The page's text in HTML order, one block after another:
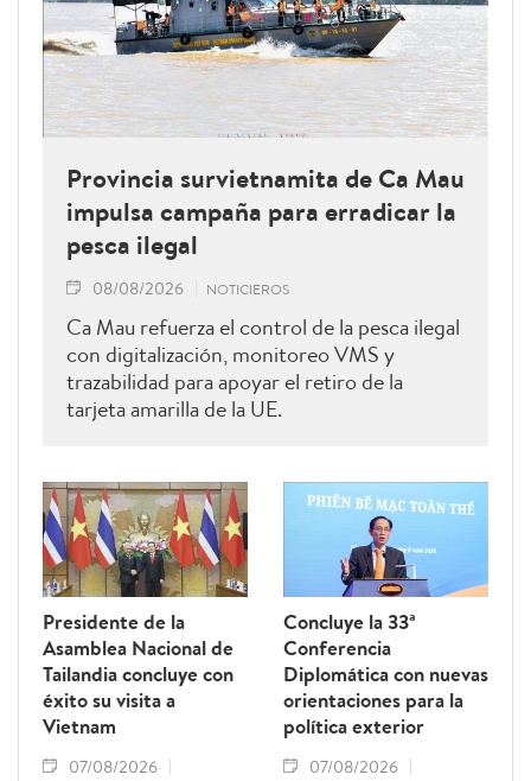
Provincia survietnamita de Ca Mau
impulsa campaña para erradicar la
pesca ilegal
08/08/2026 NOTICIEROS
Ca Mau refuerza el control de la pesca ilegal
con digitalización, monitoreo VMS y
trazabilidad para apoyar el retiro de la
tarjeta amarilla de la UE.
Presidente de la
Asamblea Nacional de
Tailandia concluye con
éxito su visita a
Vietnam
07/08/2026
Concluye la 33ª
Conferencia
Diplomática con nuevas
orientaciones para la
política exterior
07/08/2026